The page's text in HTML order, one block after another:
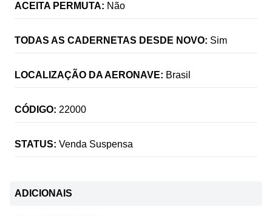
ACEITA PERMUTA: Não
TODAS AS CADERNETAS DESDE NOVO: Sim
LOCALIZAÇÃO DA AERONAVE: Brasil
CÓDIGO: 22000
STATUS: Venda Suspensa
ADICIONAIS